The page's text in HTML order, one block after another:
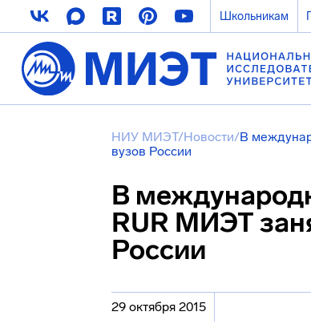
Школьникам
НИУ МИЭТ/Новости/В
вузов России
В
RUR МИЭТ
России
29 октября 2015